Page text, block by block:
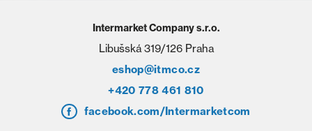
Intermarket Company s.r.o.
Libušská 319/126 Praha
eshop@itmco.cz
+420 778 461 810
facebook.com/Intermarketcom